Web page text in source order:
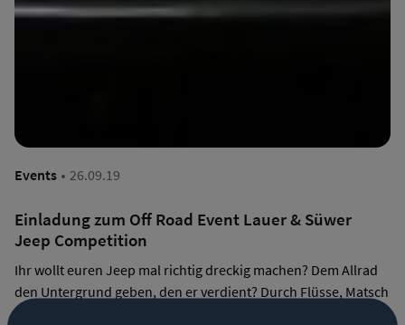
Events · 26.09.19
Einladung zum Off Road Event Lauer & Süwer
Jeep Competition
Ihr wollt euren Jeep mal richtig dreckig machen? Dem Allrad
den Untergrund geben, den er verdient? Durch Flüsse, Matsch
und Gräben fahren? Dann bekommt ihr jetzt die Möglichkeit!